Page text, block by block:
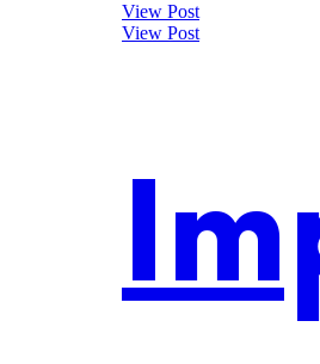
View Post
View Post